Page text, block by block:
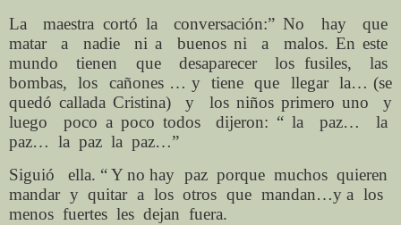
La maestra cortó la conversación:” No hay que
matar a nadie ni a buenos ni a malos. En este
mundo tienen que desaparecer los fusiles, las
bombas, los cañones … y tiene que llegar la… (se
quedó callada Cristina) y los niños primero uno y
luego poco a poco todos dijeron: “ la paz… la
paz… la paz la paz…”
Siguió ella. “ Y no hay paz porque muchos quieren
mandar y quitar a los otros que mandan…y a los
menos fuertes les dejan fuera.